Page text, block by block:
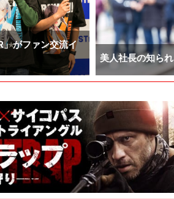
」がファン交流イ
美人社長の知ら